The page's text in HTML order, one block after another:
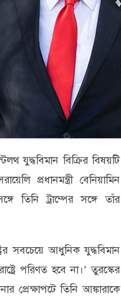
যুদ্ধবিমান বিক্রির বিষয়টি
প্রধানমন্ত্রী বেনিয়ামিন
তিনি ট্রাম্পের সঙ্গে তাঁর
সবচেয়ে আধুনিক যুদ্ধবিমান
পরিণত হবে না।’ তুরস্কের
প্রেক্ষাপটে তিনি আঙ্কারাকে